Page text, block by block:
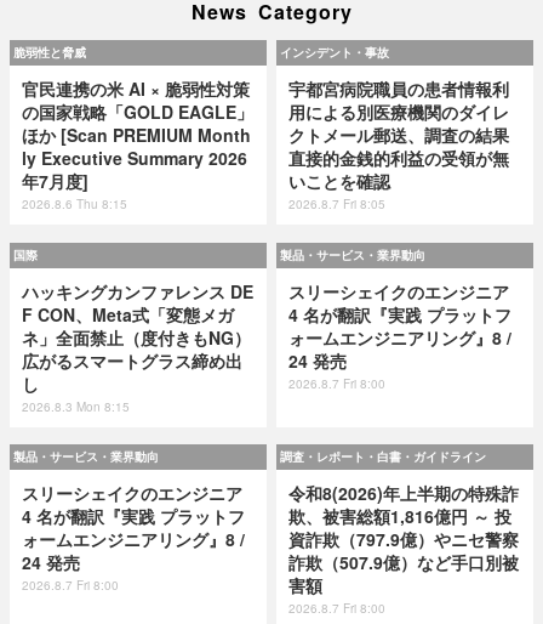
News Category
脆弱性と脅威
官民連携の米 AI × 脆弱性対策
の国家戦略「GOLD EAGLE」
ほか [Scan PREMIUM Month
ly Executive Summary 2026
年7月度]
2026.8.6 Thu 8:15
インシデント・事故
宇都宮病院職員の患者情報利
用による別医療機関のダイレ
クトメール郵送、調査の結果
直接的金銭的利益の受領が無
いことを確認
2026.8.7 Fri 8:05
国際
ハッキングカンファレンス DE
F CON、Meta式「変態メガ
ネ」全面禁止（度付きもNG）
広がるスマートグラス締め出
し
2026.8.3 Mon 8:15
製品・サービス・業界動向
スリーシェイクのエンジニア
4 名が翻訳『実践 プラットフ
ォームエンジニアリング』8 /
24 発売
2026.8.7 Fri 8:00
製品・サービス・業界動向
スリーシェイクのエンジニア
4 名が翻訳『実践 プラットフ
ォームエンジニアリング』8 /
24 発売
2026.8.7 Fri 8:00
調査・レポート・白書・ガイドライン
令和8(2026)年上半期の特殊詐
欺、被害総額1,816億円 ～ 投
資詐欺（797.9億）やニセ警察
詐欺（507.9億）など手口別被
害額
2026.8.7 Fri 8:00